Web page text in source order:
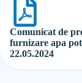
Comunicat de
furnizare apa
22.05.2024